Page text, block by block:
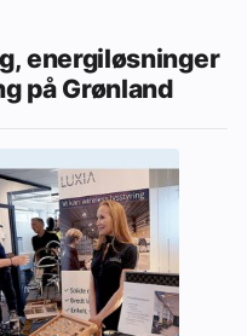
energiløsninger
på Grønland